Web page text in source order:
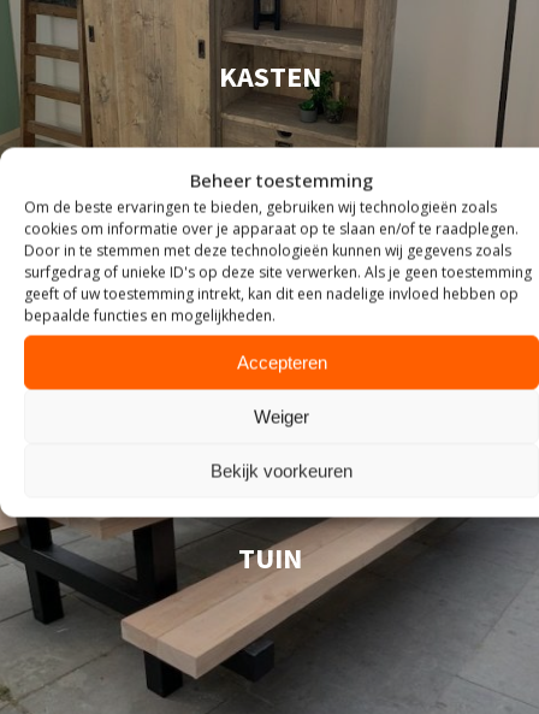
Beheer toestemming
Om de beste ervaringen te bieden, gebruiken wij technologieën zoals
cookies om informatie over je apparaat op te slaan en/of te raadplegen.
Door in te stemmen met deze technologieën kunnen wij gegevens zoals
surfgedrag of unieke ID's op deze site verwerken. Als je geen toestemming
geeft of uw toestemming intrekt, kan dit een nadelige invloed hebben op
bepaalde functies en mogelijkheden.
Accepteren
Weiger
Bekijk voorkeuren
KASTEN
TUIN